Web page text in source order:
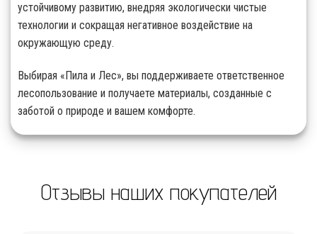
устойчивому развитию, внедряя экологически чистые
технологии и сокращая негативное воздействие на
окружающую среду.
Выбирая «Пила и Лес», вы поддерживаете ответственное
лесопользование и получаете материалы, созданные с
заботой о природе и вашем комфорте.
Отзывы наших покупателей